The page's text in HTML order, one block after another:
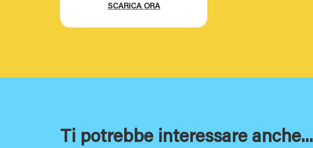
SCARICA ORA
Ti potrebbe interessare anche...